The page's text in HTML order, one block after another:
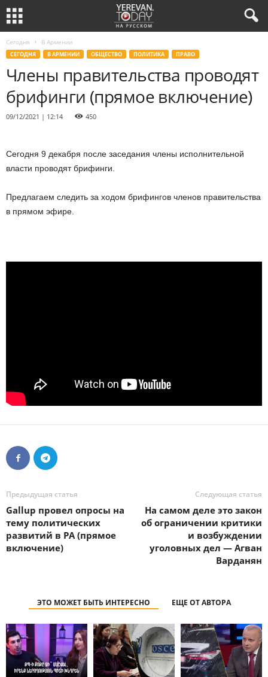
Сегодня В Армении
СЕГОДНЯ В АРМЕНИИ ОБЩЕСТВО ПОЛИТИКА ПРАВО
Члены правительства проводят
брифинги (прямое включение)
09/12/2021 | 12:14 450
Сегодня 9 декабря после заседания члены исполнительной
власти проводят брифинги.
Предлагаем следить за ходом брифингов членов правительства
в прямом эфире.
Предыдущая статья
Gallup провел опросы на
тему политических
развитий в РА (прямое
включение)
Следующая статья
На самом деле это закон
об ограничении критики
и возбуждении
уголовных дел — Агван
Варданян
ЭТО МОЖЕТ БЫТЬ ИНТЕРЕСНО ЕЩЕ ОТ АВТОРА